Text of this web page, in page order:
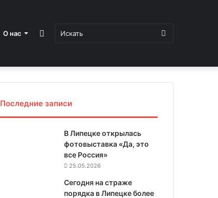
О нас Искать
Sidebar
Последние записи
В Липецке открылась
фотовыставка «Да, это
все Россия»
25.05.2026
Сегодня на страже
порядка в Липецке более